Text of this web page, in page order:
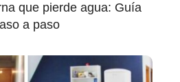
que pierde agua: Guía
a paso